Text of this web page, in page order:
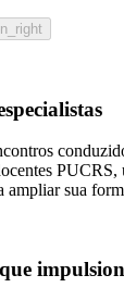
ampliar sua